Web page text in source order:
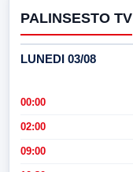
PALINSESTO TV
LUNEDI 03/08
00:00
02:00
09:00